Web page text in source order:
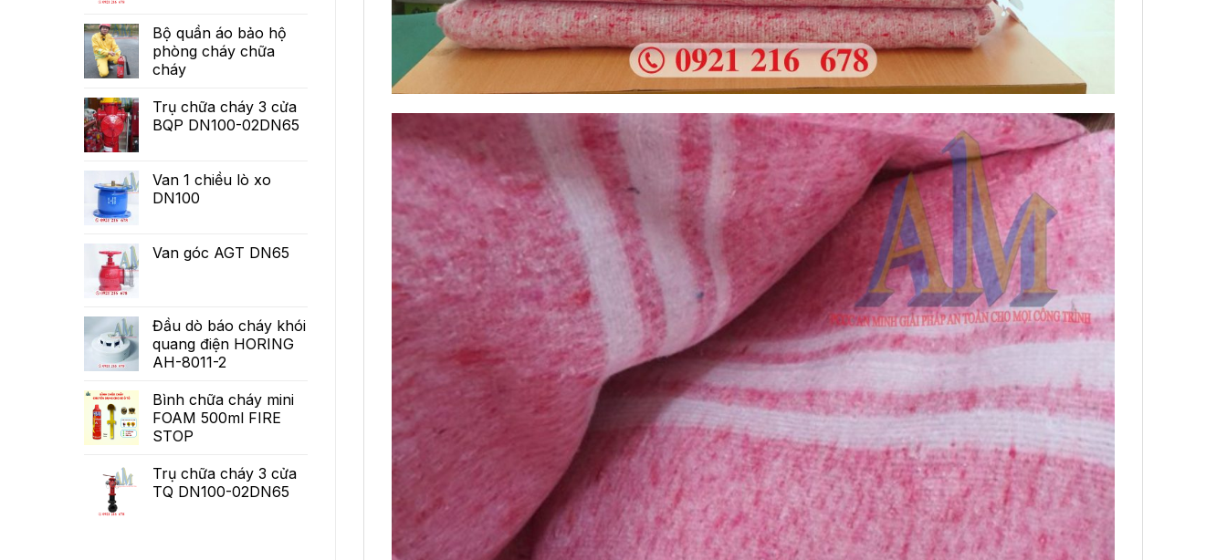
Bộ quần áo bảo hộ
phòng cháy chữa
cháy
Trụ chữa cháy 3 cửa
BQP DN100-02DN65
Van 1 chiều lò xo
DN100
Van góc AGT DN65
Đầu dò báo cháy khói
quang điện HORING
AH-8011-2
Bình chữa cháy mini
FOAM 500ml FIRE
STOP
Trụ chữa cháy 3 cửa
TQ DN100-02DN65